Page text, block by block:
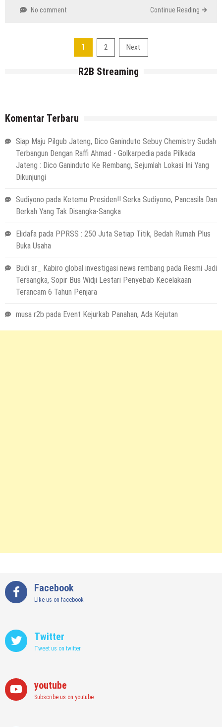
No comment Continue Reading
1 2 Next
R2B Streaming
Komentar Terbaru
Siap Maju Pilgub Jateng, Dico Ganinduto Sebuy Chemistry Sudah
Terbangun Dengan Raffi Ahmad - Golkarpedia pada Pilkada
Jateng : Dico Ganinduto Ke Rembang, Sejumlah Lokasi Ini Yang
Dikunjungi
Sudiyono pada Ketemu Presiden!! Serka Sudiyono, Pancasila Dan
Berkah Yang Tak Disangka-Sangka
Elidafa pada PPRSS : 250 Juta Setiap Titik, Bedah Rumah Plus
Buka Usaha
Budi sr_ Kabiro global investigasi news rembang pada Resmi Jadi
Tersangka, Sopir Bus Widji Lestari Penyebab Kecelakaan
Terancam 6 Tahun Penjara
musa r2b pada Event Kejurkab Panahan, Ada Kejutan
Facebook
Like us on facebook
Twitter
Tweet us on twitter
youtube
Subscribe us on youtube